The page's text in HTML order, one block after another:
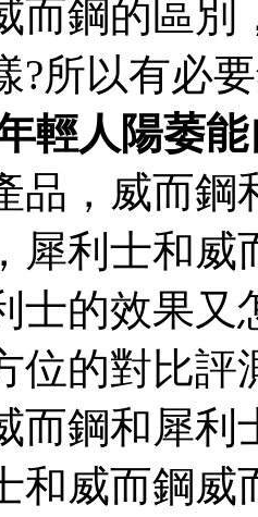
而鋼的區別
?所以有必
輕人陽萎
品，威而鋼
犀利士和
士的效果又
位的對比
而鋼和犀
和威而鋼威